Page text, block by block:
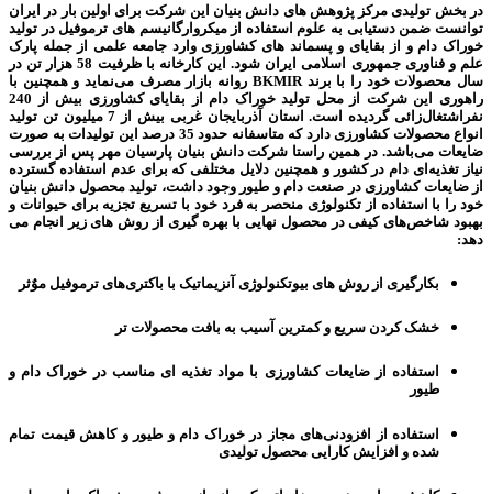
در بخش تولیدی مرکز پژوهش های دانش بنیان این شرکت برای اولین بار در ایران
توانست ضمن دستیابی به علوم استفاده از میکروارگانیسم های ترموفیل در تولید
خوراک دام و از بقایای و پسماند های کشاورزی وارد جامعه علمی از جمله پارک
علم و فناوری جمهوری اسلامی ایران شود. این کارخانه با ظرفیت 58 هزار تن در
سال محصولات خود را با برند BKMIR روانه بازار مصرف می‌نماید و همچنین با
راهوری این شرکت از محل تولید خوراک دام از بقایای کشاورزی بیش از 240
نفراشتغال‌زائی گردیده است.
استان آذربایجان غربی بیش از 7 میلیون تن تولید
انواع محصولات کشاورزی دارد که متاسفانه حدود 35 درصد این تولیدات به صورت
ضایعات می‌باشد. در همین راستا شرکت دانش بنیان پارسیان مهر پس از بررسی
نیاز تغذیه‌ای دام در کشور و همچنین دلایل مختلفی که برای عدم استفاده گسترده
از ضایعات کشاورزی در صنعت دام و طیور وجود داشت، تولید محصول دانش بنیان
خود را
با استفاده از تکنولوژی منحصر به فرد خود با تسریع تجزیه برای حیوانات و
بهبود شاخص‌­های کیفی در محصول نهایی با بهره گیری از روش های زیر انجام می
دهد:
بکارگیری از روش های بیوتکنولوژی آنزیماتیک با باکتری­‌های ترموفیل موٌثر
خشک کردن سریع و کمترین آسیب به بافت محصولات تر
استفاده از ضایعات کشاورزی با مواد تغذیه ای مناسب در خوراک دام و
طیور
استفاده از افزودنی‌های مجاز در خوراک دام و طیور و کاهش قیمت تمام
شده و افزایش کارایی محصول تولیدی